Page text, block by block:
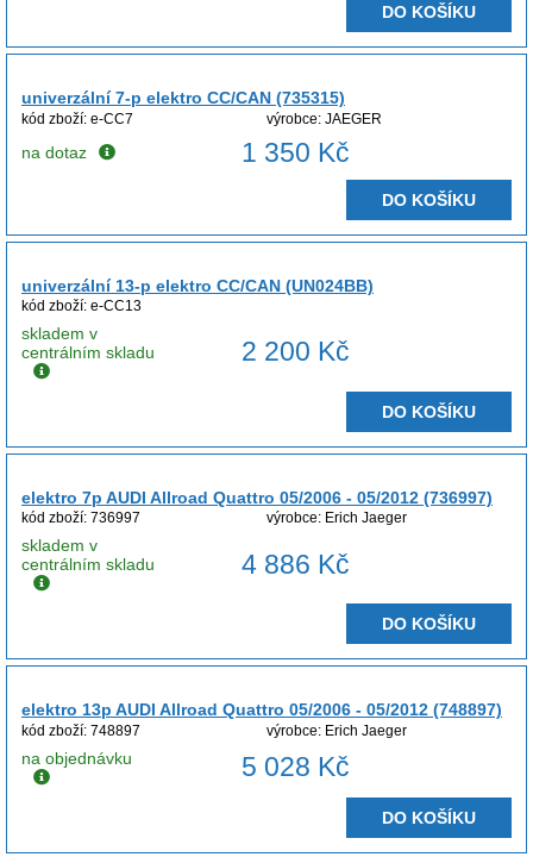
DO KOŠÍKU
univerzální 7-p elektro CC/CAN (735315)
kód zboží: e-CC7 výrobce: JAEGER
na dotaz 1 350 Kč
DO KOŠÍKU
univerzální 13-p elektro CC/CAN (UN024BB)
kód zboží: e-CC13
skladem v
centrálním skladu
2 200 Kč
DO KOŠÍKU
elektro 7p AUDI Allroad Quattro 05/2006 - 05/2012 (736997)
kód zboží: 736997 výrobce: Erich Jaeger
skladem v
centrálním skladu
4 886 Kč
DO KOŠÍKU
elektro 13p AUDI Allroad Quattro 05/2006 - 05/2012 (748897)
kód zboží: 748897 výrobce: Erich Jaeger
na objednávku 5 028 Kč
DO KOŠÍKU